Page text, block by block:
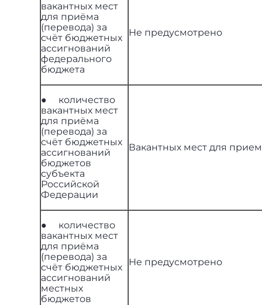
вакантных мест
для приёма
(перевода) за
счёт бюджетных
ассигнований
федерального
бюджета
Не предусмотрено
● количество
вакантных мест
для приёма
(перевода) за
счёт бюджетных
ассигнований
бюджетов
субъекта
Российской
Федерации
Вакантных мест для
● количество
вакантных мест
для приёма
(перевода) за
счёт бюджетных
ассигнований
местных
бюджетов
Не предусмотрено